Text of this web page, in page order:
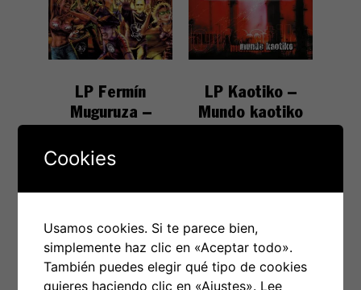
LP Fermín
Muguruza –
Brigadistak
Sound System
€ 23.00
Añadir al carrito
LP Kaotiko –
Mundo kaotiko
€19.95
Añadir al carrito
Cookies
Usamos cookies. Si te parece bien,
simplemente haz clic en «Aceptar todo».
También puedes elegir qué tipo de cookies
quieres haciendo clic en «Ajustes». Lee